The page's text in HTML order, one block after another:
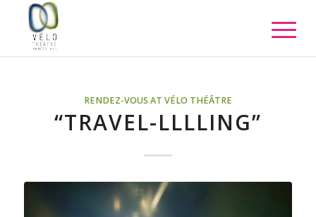
RENDEZ-VOUS AT VÉLO THÉÂTRE
“TRAVEL-LLLLING”